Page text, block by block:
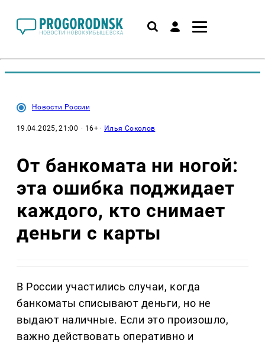
Новости России
19.04.2025, 21:00 · 16+ · Илья Соколов
От банкомата ни ногой:
эта ошибка поджидает
каждого, кто снимает
деньги с карты
В России участились случаи, когда
банкоматы списывают деньги, но не
выдают наличные. Если это произошло,
важно действовать оперативно и